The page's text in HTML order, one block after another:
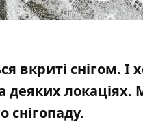
вкриті снігом. І
деяких локаціях.
снігопаду.